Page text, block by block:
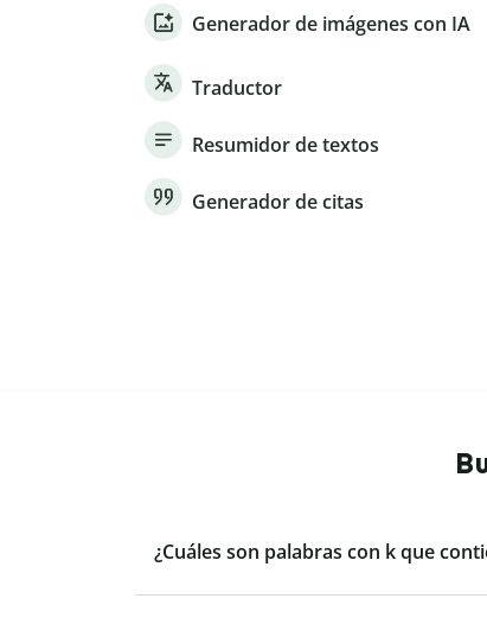
Generador de imágenes con IA
Traductor
Resumidor de textos
Generador de citas
¿Cuáles son palabras con k que